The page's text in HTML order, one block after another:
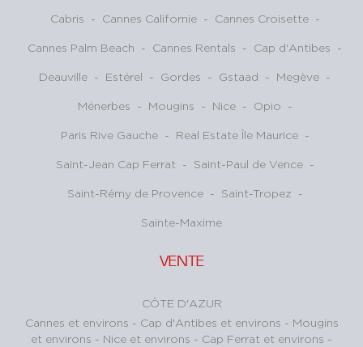
VENTE
CÔTE D'AZUR
Cannes et environs - Cap d'Antibes et environs - Mougins
et environs - Nice et environs - Cap Ferrat et environs -
Cabris - Cannes Californie - Cannes Croisette -
Cannes Palm Beach - Cannes Rentals - Cap d'Antibes -
Deauville - Estérel - Gordes - Gstaad - Megève -
Ménerbes - Mougins - Nice - Opio -
Paris Rive Gauche - Real Estate Île Maurice -
Saint-Jean Cap Ferrat - Saint-Paul de Vence -
Saint-Rémy de Provence - Saint-Tropez -
Sainte-Maxime